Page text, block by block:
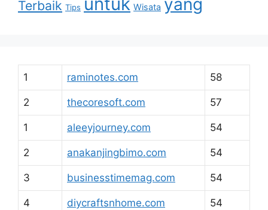
Terbaik Tips Wisata yang
1 raminotes.com 58
2 thecoresoft.com 57
1 aleeyjourney.com 54
2 anakanjingbimo.com 54
3 businesstimemag.com 54
4 diycraftsnhome.com 54